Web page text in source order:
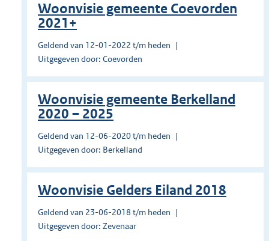
Woonvisie gemeente Coevorden
2021+
Geldend van 12-01-2022 t/m heden
Uitgegeven door: Coevorden
Woonvisie gemeente Berkelland
2020 – 2025
Geldend van 12-06-2020 t/m heden
Uitgegeven door: Berkelland
Woonvisie Gelders Eiland 2018
Geldend van 23-06-2018 t/m heden
Uitgegeven door: Zevenaar